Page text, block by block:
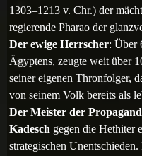
1303–1213 v. Chr.) der
regierende Pharao der
Der ewige Herrscher: Über
Ägyptens, zeugte weit über
seiner eigenen Thronfolger,
von seinem Volk bereits als
Der Meister der
Kadesch gegen die Hethiter
strategischen